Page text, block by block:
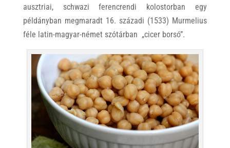
ausztriai, schwazi ferencrendi kolostorban egy
példányban megmaradt 16. századi (1533) Murmelius
féle latin-magyar-német szótárban „cicer borsó”.